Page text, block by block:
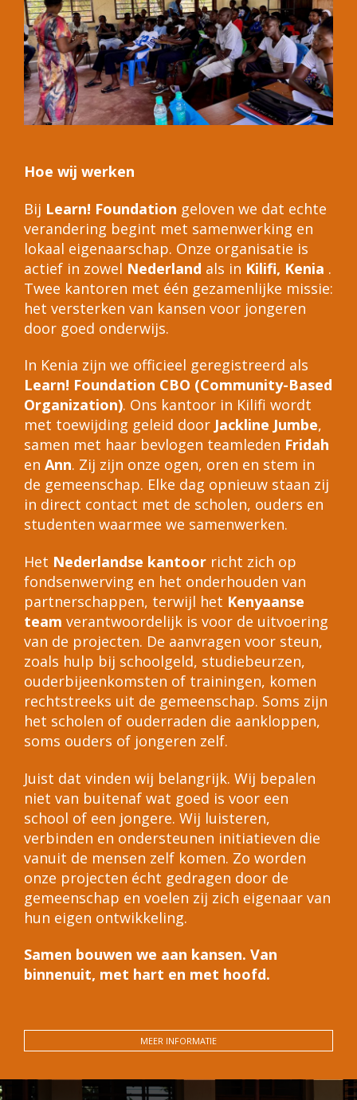
Hoe wij werken
Bij Learn! Foundation geloven we dat echte
verandering begint met samenwerking en
lokaal eigenaarschap. Onze organisatie is
actief in zowel Nederland als in Kilifi, Kenia .
Twee kantoren met één gezamenlijke missie:
het versterken van kansen voor jongeren
door goed onderwijs.
In Kenia zijn we officieel geregistreerd als
Learn! Foundation CBO (Community-Based
Organization). Ons kantoor in Kilifi wordt
met toewijding geleid door Jackline Jumbe,
samen met haar bevlogen teamleden Fridah
en Ann. Zij zijn onze ogen, oren en stem in
de gemeenschap. Elke dag opnieuw staan zij
in direct contact met de scholen, ouders en
studenten waarmee we samenwerken.
Het Nederlandse kantoor richt zich op
fondsenwerving en het onderhouden van
partnerschappen, terwijl het Kenyaanse
team verantwoordelijk is voor de uitvoering
van de projecten. De aanvragen voor steun,
zoals hulp bij schoolgeld, studiebeurzen,
ouderbijeenkomsten of trainingen, komen
rechtstreeks uit de gemeenschap. Soms zijn
het scholen of ouderraden die aankloppen,
soms ouders of jongeren zelf.
Juist dat vinden wij belangrijk. Wij bepalen
niet van buitenaf wat goed is voor een
school of een jongere. Wij luisteren,
verbinden en ondersteunen initiatieven die
vanuit de mensen zelf komen. Zo worden
onze projecten écht gedragen door de
gemeenschap en voelen zij zich eigenaar van
hun eigen ontwikkeling.
Samen bouwen we aan kansen. Van
binnenuit, met hart en met hoofd.
MEER INFORMATIE